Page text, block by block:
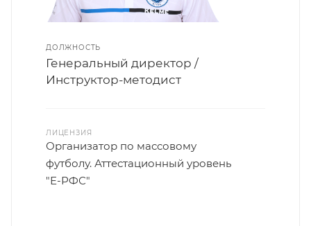
ДОЛЖНОСТЬ
Генеральный директор /
Инструктор-методист
ЛИЦЕНЗИЯ
Организатор по массовому
футболу. Аттестационный уровень
"Е-РФС"